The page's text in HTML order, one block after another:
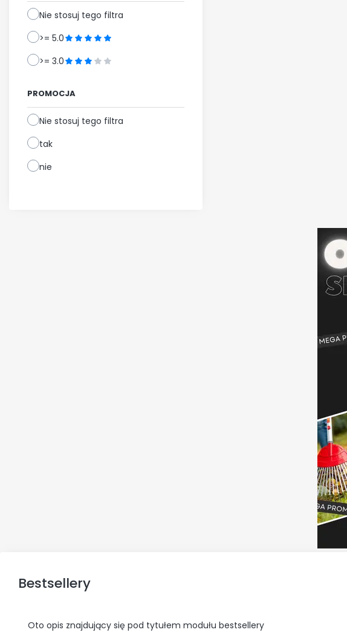
Nie stosuj tego filtra
>= 5.0
>= 3.0
PROMOCJA
Nie stosuj tego filtra
tak
nie
Bestsellery
Oto opis znajdujący się pod tytułem modułu bestsellery